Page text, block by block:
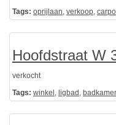
Tags: oprijlaan, verkoop,
Hoofdstraat W
verkocht
Tags: winkel , ligbad , badkamer